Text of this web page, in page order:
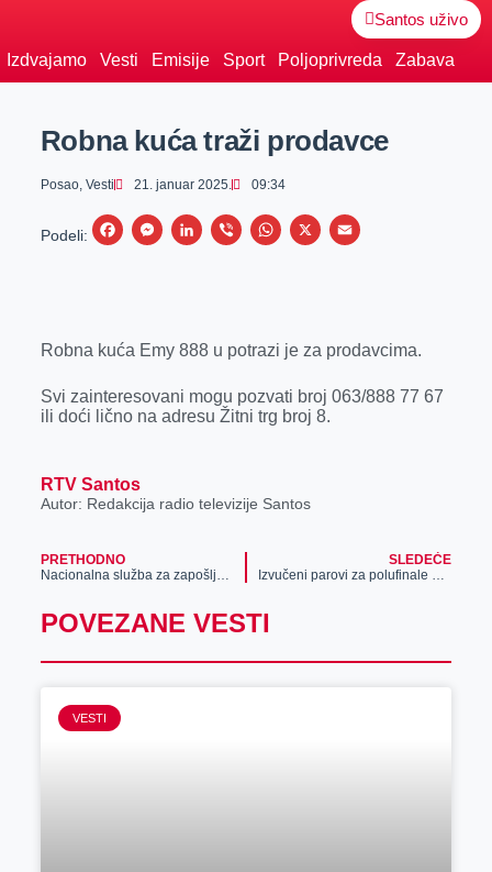
Santos uživo
Izdvajamo Vesti Emisije Sport Poljoprivreda Zabava
Robna kuća traži prodavce
Posao, Vesti 21. januar 2025. 09:34
Podeli:
F
b
o
M
e
g
L
e
I
V
r
W
s
p
X
E
l
Robna kuća Emy 888 u potrazi je za prodavcima.
Svi zainteresovani mogu pozvati broj 063/888 77 67
ili doći lično na adresu Žitni trg broj 8.
RTV Santos
Autor: Redakcija radio televizije Santos
PRETHODNO
Nacionalna služba za zapošljavanje: Isplata redovne i privremene novčane naknade za decembar
SLEDEĆE
Izvučeni parovi za polufinale u nadmetanju gusana
POVEZANE VESTI
VESTI